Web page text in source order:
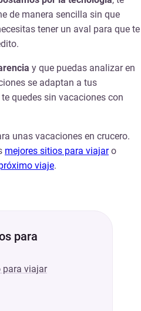
de manera sencilla sin que
tener un aval para que te
y que puedas analizar en
se adaptan a tus
quedes sin vacaciones con
unas vacaciones en crucero.
mejores sitios para viajaro
viaje.
para
para viajar